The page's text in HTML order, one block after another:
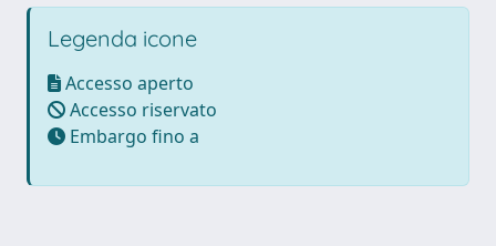
Legenda icone
Accesso aperto
Accesso riservato
Embargo fino a